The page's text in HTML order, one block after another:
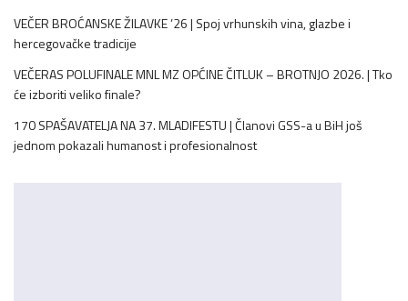
VEČER BROĆANSKE ŽILAVKE ’26 | Spoj vrhunskih vina, glazbe i
hercegovačke tradicije
VEČERAS POLUFINALE MNL MZ OPĆINE ČITLUK – BROTNJO 2026. | Tko
će izboriti veliko finale?
170 SPAŠAVATELJA NA 37. MLADIFESTU | Članovi GSS-a u BiH još
jednom pokazali humanost i profesionalnost